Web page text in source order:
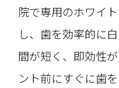
院で専用のホワイ
し、歯を効率的に
間が短く、即効性
ント前にすぐに歯